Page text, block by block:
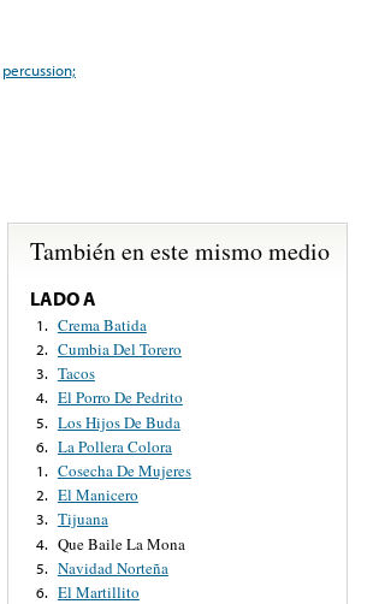
percussion;
También en este mismo medio
LADO A
1. Crema Batida
2. Cumbia Del Torero
3. Tacos
4. El Porro De Pedrito
5. Los Hijos De Buda
6. La Pollera Colora
1. Cosecha De Mujeres
2. El Manicero
3. Tijuana
4. Que Baile La Mona
5. Navidad Norteña
6. El Martillito